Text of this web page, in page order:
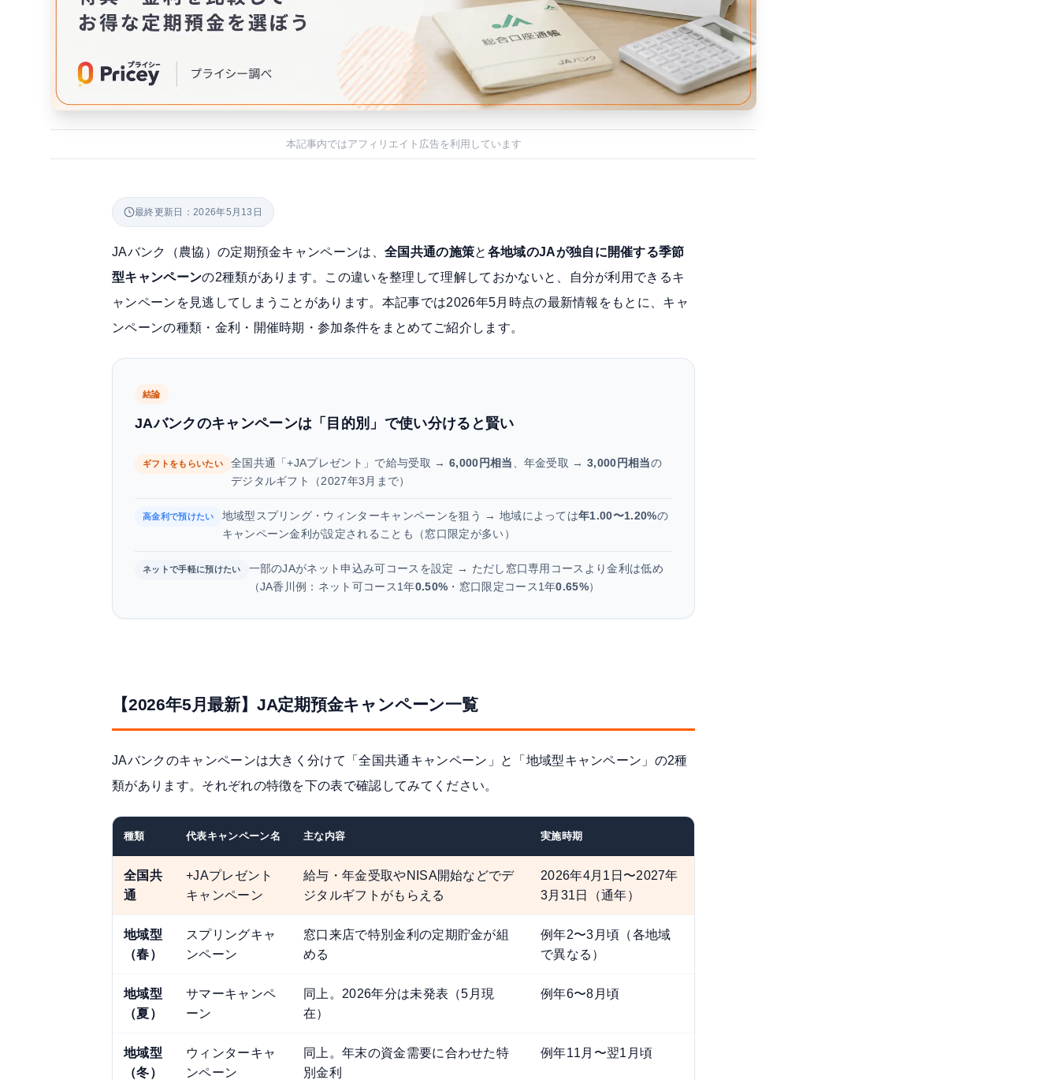
本記事内ではアフィリエイト広告を利用しています
最終更新日：2026年5月13日
JAバンク（農協）の定期預金キャンペーンは、全国共通の施策と 各地域のJAが独自に開催する季節
型キャンペーンの2種類があります。この違いを整理して理解しておかないと、自分が利用できるキ
ャンペーンを見逃してしまうことがあります。本記事では2026年5月時点の最新情報をもとに、キャ
ンペーンの種類・金利・開催時期・参加条件をまとめてご紹介します。
結論
JAバンクのキャンペーンは「目的別」で使い分けると賢い
ギフトをもらいたい 全国共通「+JAプレゼント」で給与受取 → 6,000円相当 、年金受取 →3,000円相当の
デジタルギフト（2027年3月まで）
高金利で預けたい 地域型スプリング・ウィンターキャンペーンを狙う → 地域によっては年1.00〜1.20%の
キャンペーン金利が設定されることも（窓口限定が多い）
ネットで手軽に預けたい
一部のJAがネット申込み可コースを設定 → ただし窓口専用コースより金利は低め
（JA香川例：ネット可コース1年0.50% ・窓口限定コース1年0.65%）
【2026年5月最新】JA定期預金キャンペーン一覧
JAバンクのキャンペーンは大きく分けて「全国共通キャンペーン」と「地域型キャンペーン」の2種
類があります。それぞれの特徴を下の表で確認してみてください。
種類 代表キャンペーン名 主な内容 実施時期
全国共
通
+JAプレゼント
キャンペーン
給与・年金受取やNISA開始などでデ
ジタルギフトがもらえる
2026年4月1日〜2027年
3月31日（通年）
地域型
（春）
スプリングキャ
ンペーン
窓口来店で特別金利の定期貯金が組
める
例年2〜3月頃（各地域
で異なる）
地域型
（夏）
サマーキャンペ
ーン
同上。2026年分は未発表（5月現
在）
例年6〜8月頃
地域型
（冬）
ウィンターキャ
ンペーン
同上。年末の資金需要に合わせた特
別金利
例年11月〜翌1月頃